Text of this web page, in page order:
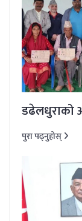
डढेलधुराको
पुरा पढ्नुहोस्